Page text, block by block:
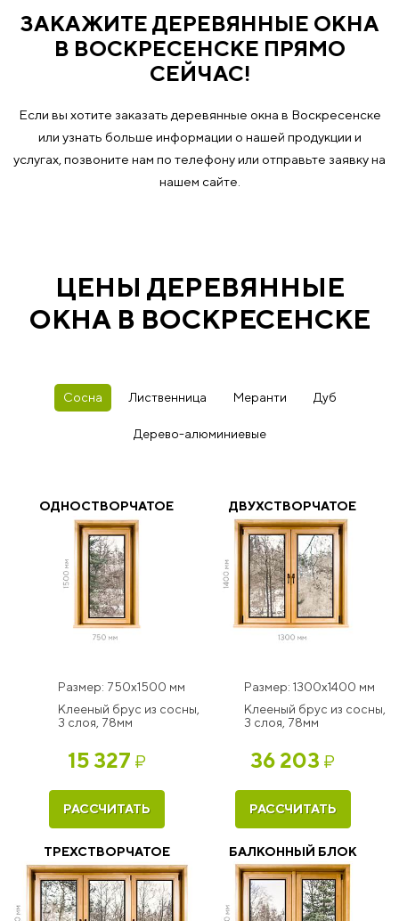
ЗАКАЖИТЕ ДЕРЕВЯННЫЕ ОКНА
В ВОСКРЕСЕНСКЕ ПРЯМО
СЕЙЧАС!
Если вы хотите заказать деревянные окна в Воскресенске
или узнать больше информации о нашей продукции и
услугах, позвоните нам по телефону или отправьте заявку на
нашем сайте.
ЦЕНЫ ДЕРЕВЯННЫЕ
ОКНА В ВОСКРЕСЕНСКЕ
Сосна Лиственница Меранти Дуб
Дерево-алюминиевые
ОДНОСТВОРЧАТОЕ
Размер: 750x1500 мм
Клееный брус из сосны,
3 слоя, 78мм
15 327 ₽
РАССЧИТАТЬ
ДВУХСТВОРЧАТОЕ
Размер: 1300x1400 мм
Клееный брус из сосны,
3 слоя, 78мм
36 203 ₽
РАССЧИТАТЬ
ТРЕХСТВОРЧАТОЕ БАЛКОННЫЙ БЛОК